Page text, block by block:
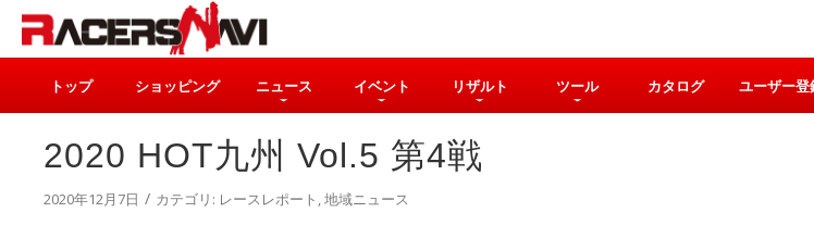
トップ ショッピング ニュース イベント リザルト ツール カタログ ユーザー登
2020 HOT九州 Vol.5 第4戦
2020年12月7日 / カテゴリ: レースレポート 地域ニュース